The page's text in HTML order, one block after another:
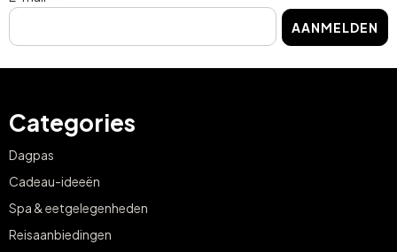
AANMELDEN
Categories
Dagpas
Cadeau-ideeën
Spa & eetgelegenheden
Reisaanbiedingen